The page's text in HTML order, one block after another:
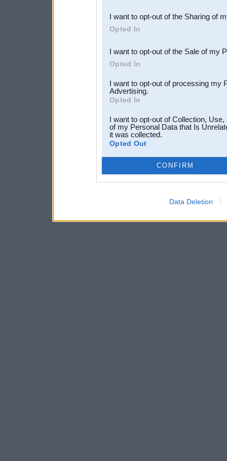
Downstream Participants
third parties.
I want to opt-out of the Sharing of
Opted In
I want to opt-out of the Sale of my
Opted In
I want to opt-out of processing my
Advertising.
Opted In
I want to opt-out of Collection,
of my Personal Data that Is
it was collected.
Opted Out
CONFIRM
Data Deletion